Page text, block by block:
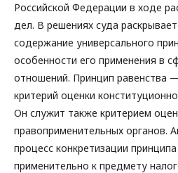
Российской Федерации в ходе
дел. В решениях суда
содержание универсального
особенности его применения в
отношений. Принцип равенства
критерий оценки
Он служит также критерием
правоприменительных органов.
процесс конкретизации
применительно к предмету